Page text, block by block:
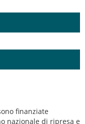
finanziate
nazionale di ripresa e